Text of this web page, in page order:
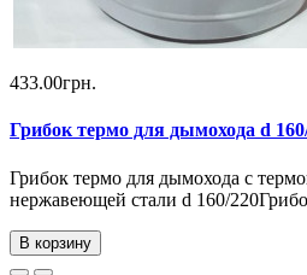
433.00грн.
Грибок термо для дымохода d
Грибок термо для дымохода с
нержавеющей стали d 160/
В корзину